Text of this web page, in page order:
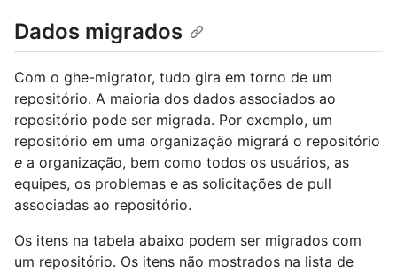
Dados migrados
Com o ghe-migrator, tudo gira em torno de um
repositório. A maioria dos dados associados ao
repositório pode ser migrada. Por exemplo, um
repositório em uma organização migrará o repositório
e a organização, bem como todos os usuários, as
equipes, os problemas e as solicitações de pull
associadas ao repositório.
Os itens na tabela abaixo podem ser migrados com
um repositório. Os itens não mostrados na lista de